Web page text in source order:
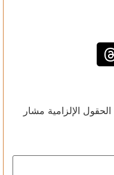
الحقول الإلزامية مشار